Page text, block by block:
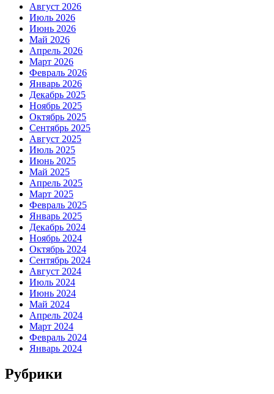
Август 2026
Июль 2026
Июнь 2026
Май 2026
Апрель 2026
Март 2026
Февраль 2026
Январь 2026
Декабрь 2025
Ноябрь 2025
Октябрь 2025
Сентябрь 2025
Август 2025
Июль 2025
Июнь 2025
Май 2025
Апрель 2025
Март 2025
Февраль 2025
Январь 2025
Декабрь 2024
Ноябрь 2024
Октябрь 2024
Сентябрь 2024
Август 2024
Июль 2024
Июнь 2024
Май 2024
Апрель 2024
Март 2024
Февраль 2024
Январь 2024
Рубрики